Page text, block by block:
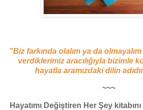
"Biz farkında olalım ya da
verdiklerimiz aracılığıyla bizimle
hayatla aramızdaki dilin
~~~
Hayatımı Değiştiren Her Şey